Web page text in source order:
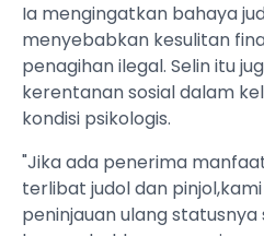
Ia mengingatkan bahaya
menyebabkan kesulitan
penagihan ilegal. Selin itu
kerentanan sosial dalam
kondisi psikologis.
"Jika ada penerima
terlibat judol dan
peninjauan ulang